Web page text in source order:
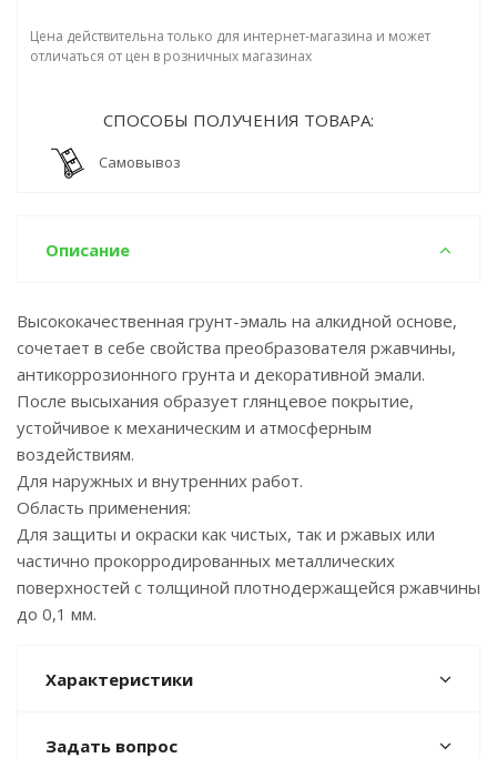
Цена действительна только для интернет-магазина и может
отличаться от цен в розничных магазинах
СПОСОБЫ ПОЛУЧЕНИЯ ТОВАРА:
Самовывоз
Описание
Высококачественная грунт-эмаль на алкидной основе,
сочетает в себе свойства преобразователя ржавчины,
антикоррозионного грунта и декоративной эмали.
После высыхания образует глянцевое покрытие,
устойчивое к механическим и атмосферным
воздействиям.
Для наружных и внутренних работ.
Область применения:
Для защиты и окраски как чистых, так и ржавых или
частично прокорродированных металлических
поверхностей с толщиной плотнодержащейся ржавчины
до 0,1 мм.
Характеристики
Задать вопрос